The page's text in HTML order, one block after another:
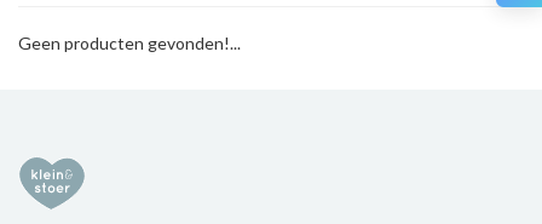
Geen producten gevonden!...